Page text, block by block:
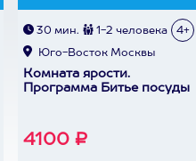
30 мин. 1-2 человека 4+
Юго-Восток Москвы
Комната ярости.
Программа Битье посуды
4100 ₽